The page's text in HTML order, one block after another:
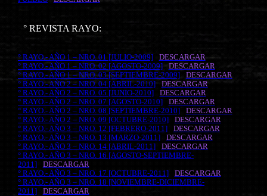
° REVISTA RAYO:
° RAYO.- AÑO 1 – NRO. 01 [JULIO-2009]
DESCARGAR
° RAYO.- AÑO 1 – NRO. 02 [AGOSTO-2009]
DESCARGAR
° RAYO.- AÑO 1 – NRO. 03 [SEPTIEMBRE-2009]
DESCARGAR
° RAYO.- AÑO 2 – NRO. 04 [ABRIL-2010]
DESCARGAR
° RAYO.- AÑO 2 – NRO. 05 [JUNIO-2010]
DESCARGAR
° RAYO.- AÑO 2 – NRO. 07 [AGOSTO-2010]
DESCARGAR
° RAYO.- AÑO 2 – NRO. 08 [SEPTIEMBRE-2010]
DESCARGAR
° RAYO.- AÑO 2 – NRO. 09 [OCTUBRE-2010]
DESCARGAR
° RAYO.- AÑO 3 – NRO. 12 [FEBRERO-2011]
DESCARGAR
° RAYO.- AÑO 3 – NRO. 13 [MARZO-2011]
DESCARGAR
° RAYO.- AÑO 3 – NRO. 14 [ABRIL-2011]
DESCARGAR
° RAYO.- AÑO 3 – NRO. 16 [AGOSTO-SEPTIEMBRE-
2011]
DESCARGAR
° RAYO.- AÑO 3 – NRO. 17 [OCTUBRE-2011]
DESCARGAR
° RAYO.- AÑO 3 – NRO. 18 [NOVIEMBRE-DICIEMBRE-
2011]
DESCARGAR